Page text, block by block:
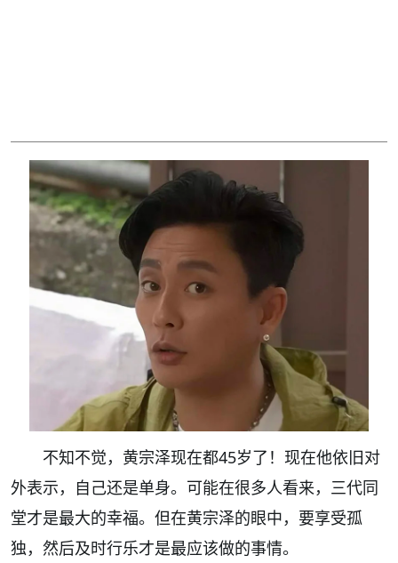
不知不觉，黄宗泽现在都45岁了！现在他依旧对
外表示，自己还是单身。可能在很多人看来，三代同
堂才是最大的幸福。但在黄宗泽的眼中，要享受孤
独，然后及时行乐才是最应该做的事情。